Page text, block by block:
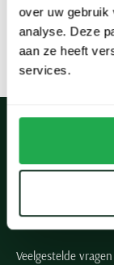
over uw gebruik
analyse. Deze
aan ze heeft
services.
Zo geniet u
stijlvol teddy vest!
Veelgestelde vragen